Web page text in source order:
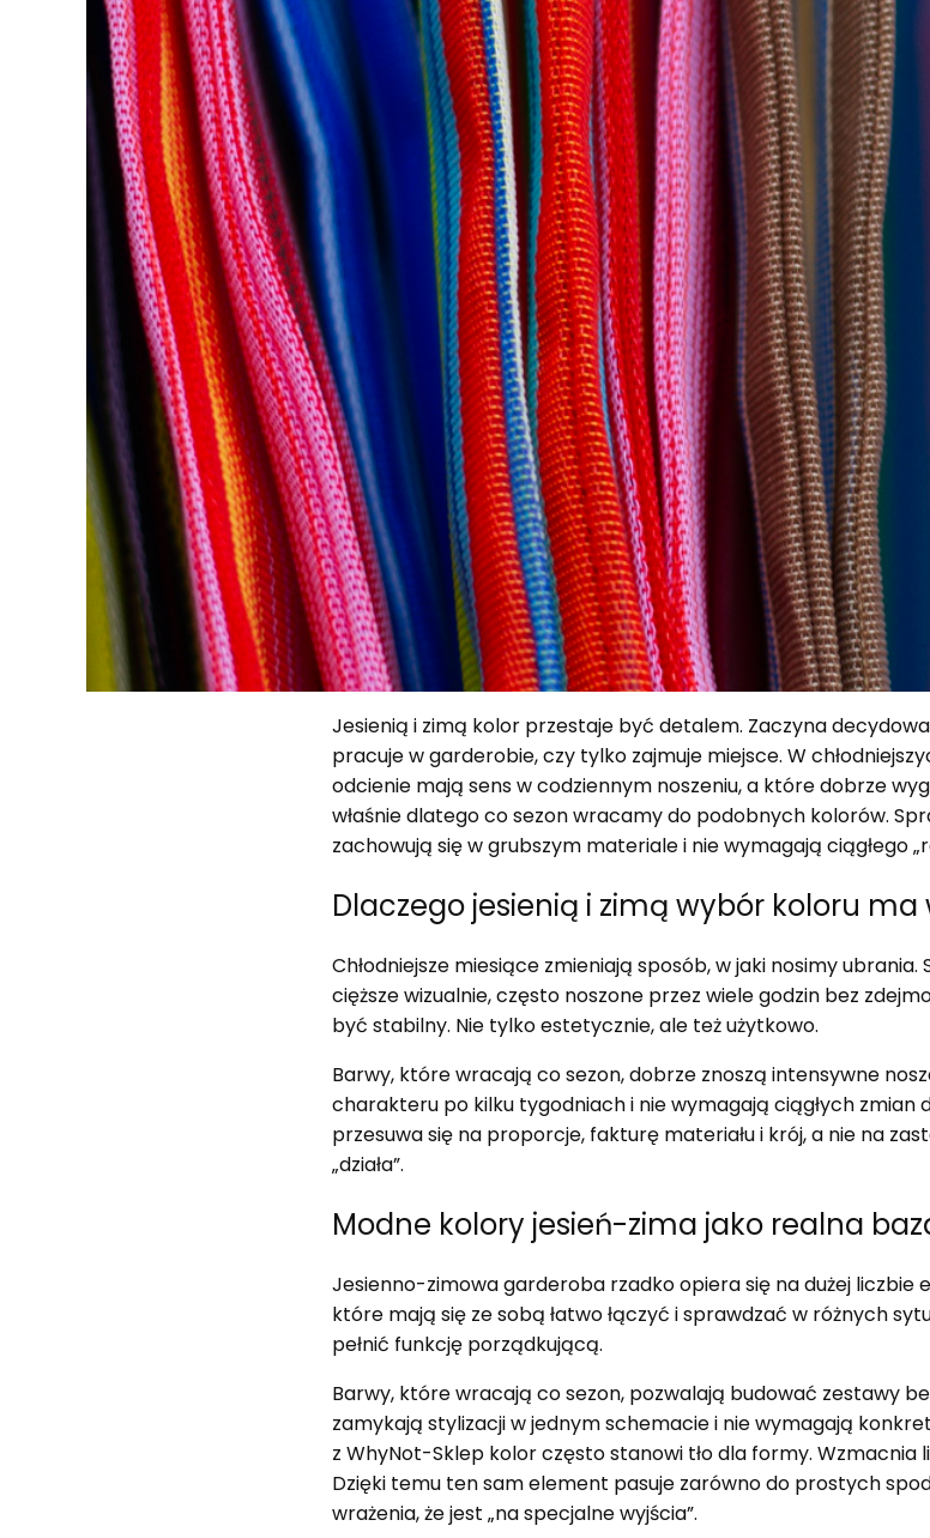
Jesienią i zimą kolor przestaje być detalem. Zaczyna
pracuje w garderobie, czy tylko zajmuje miejsce. W
odcienie mają sens w codziennym noszeniu, a które dobrze
właśnie dlatego co sezon wracamy do podobnych kolorów.
zachowują się w grubszym materiale i nie wymagają ciągłego
Dlaczego jesienią i zimą wybór koloru ma
Chłodniejsze miesiące zmieniają sposób, w jaki nosimy
cięższe wizualnie, często noszone przez wiele godzin bez
być stabilny. Nie tylko estetycznie, ale też użytkowo.
Barwy, które wracają co sezon, dobrze znoszą intensywne
charakteru po kilku tygodniach i nie wymagają ciągłych zmian
przesuwa się na proporcje, fakturę materiału i krój, a nie na
„działa”.
Modne kolory jesień-zima jako realna
Jesienno-zimowa garderoba rzadko opiera się na dużej liczbie
które mają się ze sobą łatwo łączyć i sprawdzać w różnych
pełnić funkcję porządkującą.
Barwy, które wracają co sezon, pozwalają budować zestawy
zamykają stylizacji w jednym schemacie i nie wymagają
z WhyNot-Sklep kolor często stanowi tło dla formy. Wzmacnia
Dzięki temu ten sam element pasuje zarówno do prostych
wrażenia, że jest „na specjalne wyjścia”.